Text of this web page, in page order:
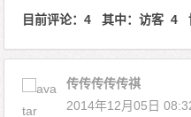
目前评论：4 其中：访客 4
传传传传传祺
2014年12月05日